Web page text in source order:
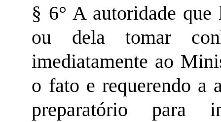
§ 6° A autoridade
ou dela tomar
imediatamente ao
o fato e requerendo a
preparatório para